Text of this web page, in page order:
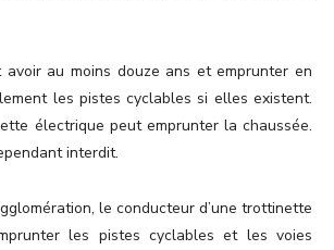
avoir au moins douze ans et emprunter en
les pistes cyclables si elles existent.
électrique peut emprunter la chaussée.
interdit.
le conducteur d’une trottinette
les pistes cyclables et les voies